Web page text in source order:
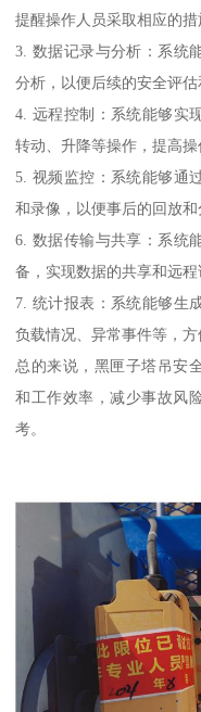
提醒操作人员采取相应的措
3. 数据记录与分析：系统
分析，以便后续的安全评估
4. 远程控制：系统能够实
转动、升降等操作，提高操
5. 视频监控：系统能够通
和录像，以便事后的回放和
6. 数据传输与共享：系统
备，实现数据的共享和远程
7. 统计报表：系统能够生
负载情况、异常事件等，方
总的来说，黑匣子塔吊安
和工作效率，减少事故风
考。